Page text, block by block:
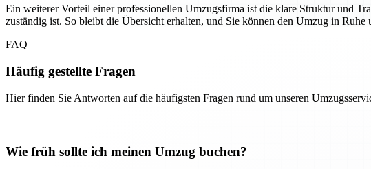
Ein weiterer Vorteil einer professionellen Umzugsfirma ist die klare Struktur und
zuständig ist. So bleibt die Übersicht erhalten, und Sie können den Umzug in
FAQ
Häufig gestellte Fragen
Hier finden Sie Antworten auf die häufigsten Fragen rund um unseren
Wie früh sollte ich meinen Umzug buchen?